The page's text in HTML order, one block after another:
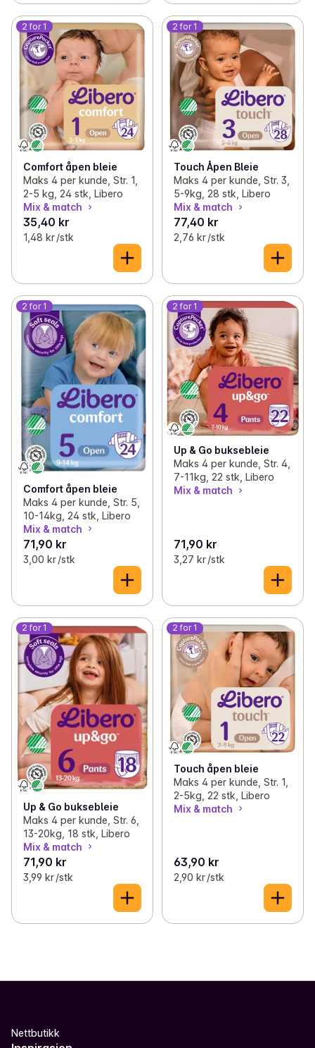
2 for 1
Comfort åpen bleie
Maks 4 per kunde, Str. 1,
2-5 kg, 24 stk, Libero
Mix & match
35,40 kr
1,48 kr /stk
2 for 1
Touch Åpen Bleie
Maks 4 per kunde, Str. 3,
5-9kg, 28 stk, Libero
Mix & match
77,40 kr
2,76 kr /stk
2 for 1
Comfort åpen bleie
Maks 4 per kunde, Str. 5,
10-14kg, 24 stk, Libero
Mix & match
71,90 kr
3,00 kr /stk
2 for 1
Up & Go buksebleie
Maks 4 per kunde, Str. 4,
7-11kg, 22 stk, Libero
Mix & match
71,90 kr
3,27 kr /stk
2 for 1
Up & Go buksebleie
Maks 4 per kunde, Str. 6,
13-20kg, 18 stk, Libero
Mix & match
71,90 kr
3,99 kr /stk
2 for 1
Touch åpen bleie
Maks 4 per kunde, Str. 1,
2-5kg, 22 stk, Libero
Mix & match
63,90 kr
2,90 kr /stk
Nettbutikk